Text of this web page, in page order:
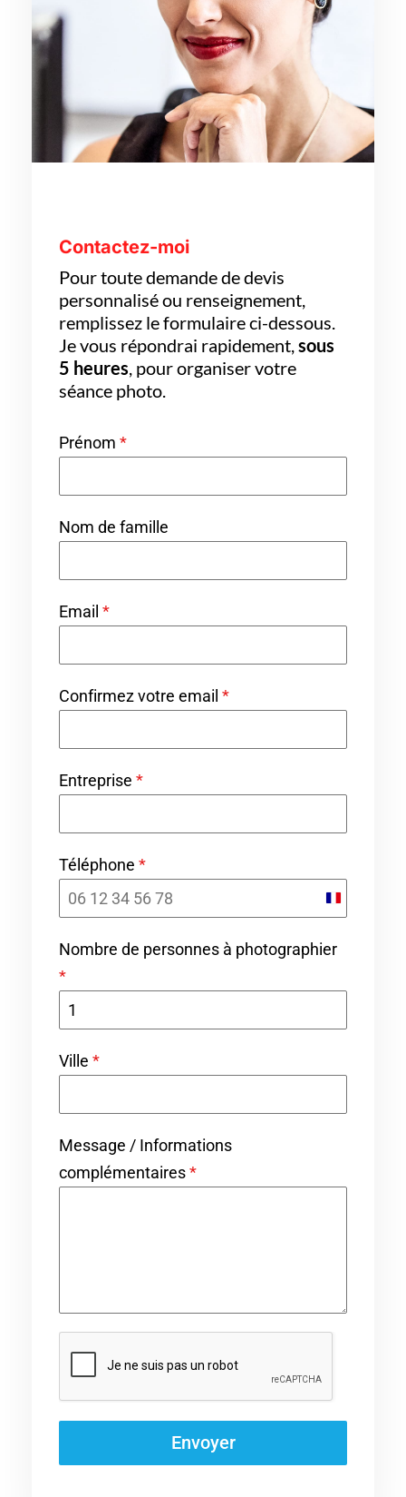
Contactez-moi
Pour toute demande de devis
personnalisé ou renseignement,
remplissez le formulaire ci-dessous.
Je vous répondrai rapidement, sous
5 heures , pour organiser votre
séance photo.
Prénom *
Nom de famille
Email *
Confirmez votre email *
Entreprise *
Téléphone *
F
n
+
3
Nombre de personnes à photographier
*
Ville *
Message / Informations
complémentaires*
Envoyer